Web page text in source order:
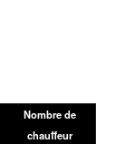
Nombre de
chauffeur